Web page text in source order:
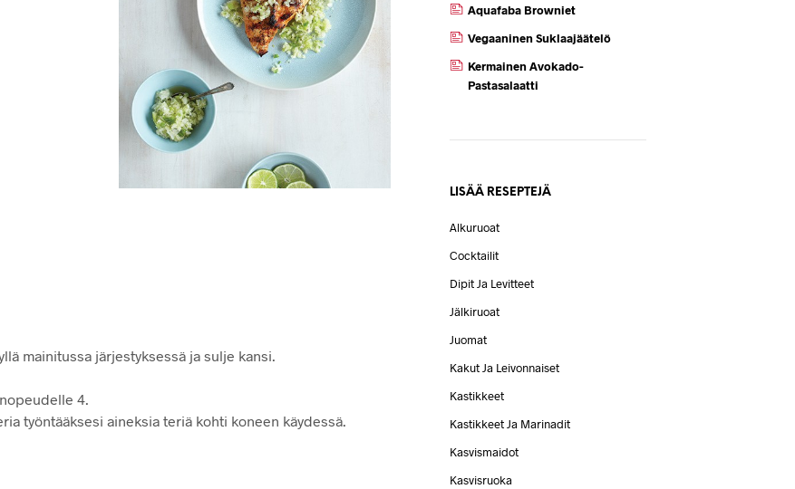
mainitussa järjestyksessä ja sulje kansi.
4.
työntääksesi aineksia teriä kohti koneen käydessä.
Aquafaba Browniet
Vegaaninen Suklaajäätelö
Kermainen Avokado-
Pastasalaatti
LISÄÄ RESEPTEJÄ
Alkuruoat
Cocktailit
Dipit Ja Levitteet
Jälkiruoat
Juomat
Kakut Ja Leivonnaiset
Kastikkeet
Kastikkeet Ja Marinadit
Kasvismaidot
Kasvisruoka